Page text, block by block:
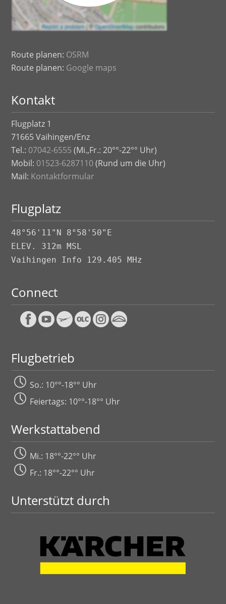
Route planen: OSRM
Route planen: Google maps
Kontakt
Flugplatz 1
71665 Vaihingen/Enz
Tel.: 07042-6555 (Mi.,Fr.: 20°°-22°° Uhr)
Mobil: 01523-6287110(Rund um die Uhr)
Mail: Kontaktformular
Flugplatz
48°56'11"N 8°58'50"E
ELEV. 312m MSL
Vaihingen Info 129.405 MHz
Connect
Flugbetrieb
So.: 10°°-18°° Uhr
Feiertags: 10°°-18°° Uhr
Werkstattabend
Mi.: 18°°-22°° Uhr
Fr.: 18°°-22°° Uhr
Unterstützt durch